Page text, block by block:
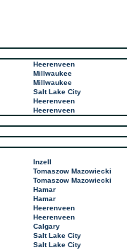
Heerenveen
Millwaukee
Millwaukee
Salt Lake City
Heerenveen
Heerenveen
Inzell
Tomaszow Mazowiecki
Tomaszow Mazowiecki
Hamar
Hamar
Heerenveen
Heerenveen
Calgary
Salt Lake City
Salt Lake City